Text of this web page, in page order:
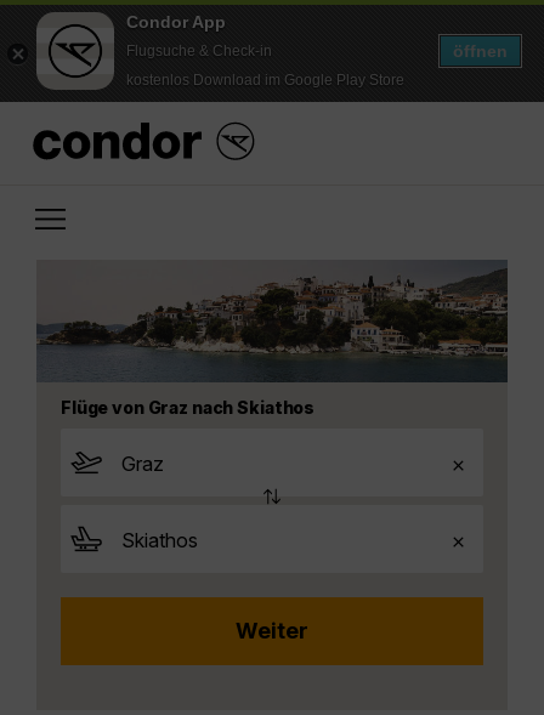
Condor App
Flugsuche & Check-in
kostenlos Download im Google Play Store
öffnen
Flüge von Graz nach Skiathos